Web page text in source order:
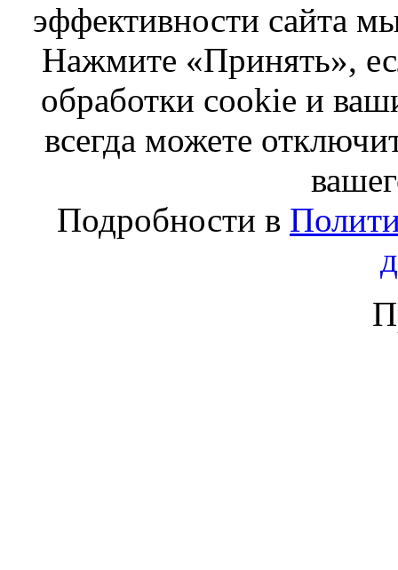
эффективности сайта
Нажмите «Принять»,
обработки cookie и
всегда можете
Подробности в